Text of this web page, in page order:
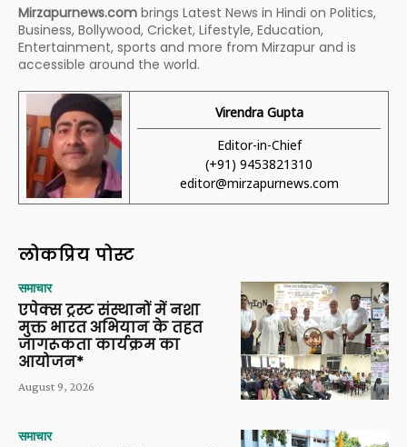
Mirzapurnews.com brings Latest News in Hindi on Politics,
Business, Bollywood, Cricket, Lifestyle, Education,
Entertainment, sports and more from Mirzapur and is
accessible around the world.
Virendra Gupta
Editor-in-Chief
(+91) 9453821310
editor@mirzapurnews.com
लोकप्रिय पोस्ट
समाचार
एपेक्स ट्रस्ट संस्थानों में नशा
मुक्त भारत अभियान के तहत
जागरूकता कार्यक्रम का
आयोजन*
August 9, 2026
समाचार